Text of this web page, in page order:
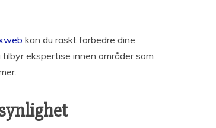
kan du raskt forbedre dine
ekspertise innen områder som